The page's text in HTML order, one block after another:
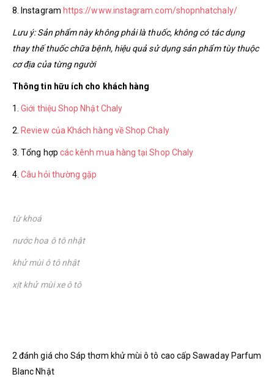
8. Instagram https://www.instagram.com/shopnhatchaly/
Lưu ý: Sản phẩm này không phải là thuốc, không có tác dụng
thay thế thuốc chữa bệnh, hiệu quả sử dụng sản phẩm tùy thuộc
cơ địa của từng người
Thông tin hữu ích cho khách hàng
1.Giới thiệu Shop Nhật Chaly
2. Review của Khách hàng về Shop Chaly
3. Tổng hợp các kênh mua hàng tại Shop Chaly
4.Câu hỏi thường gặp
từ khoá
nước hoa ô tô nhật
khử mùi ô tô nhật
xịt khử mùi xe ô tô
2 đánh giá choSáp thơm khử mùi ô tô cao cấp Sawaday Parfum
Blanc Nhật